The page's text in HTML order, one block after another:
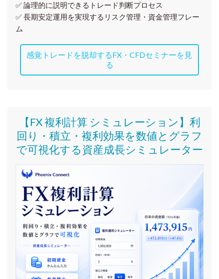
✅ 論理的に説明できるトレード判断プロセス
✅ 長期安定運用を実現するリスク管理・資金管理フレー
ム
感覚トレードを脱却するFX・CFDセミナーを見
る
【FX 複利計算 シミュレーション】利
回り・積立・複利効果を数値とグラフ
で可視化する資産成長シミュレーター